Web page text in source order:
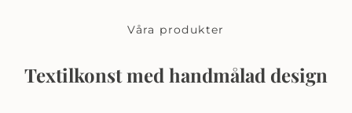
Våra produkter
Textilkonst med handmålad design